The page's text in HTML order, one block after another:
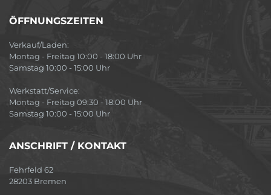
ÖFFNUNGSZEITEN
Verkauf/Laden:
Montag - Freitag 10:00 - 18:00 Uhr
Samstag 10:00 - 15:00 Uhr
Werkstatt/Service:
Montag - Freitag 09:30 - 18:00 Uhr
Samstag 10:00 - 15:00 Uhr
ANSCHRIFT / KONTAKT
Fehrfeld 62
28203 Bremen